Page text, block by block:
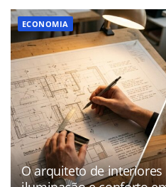
ECONOMIA
O arquiteto de interiores